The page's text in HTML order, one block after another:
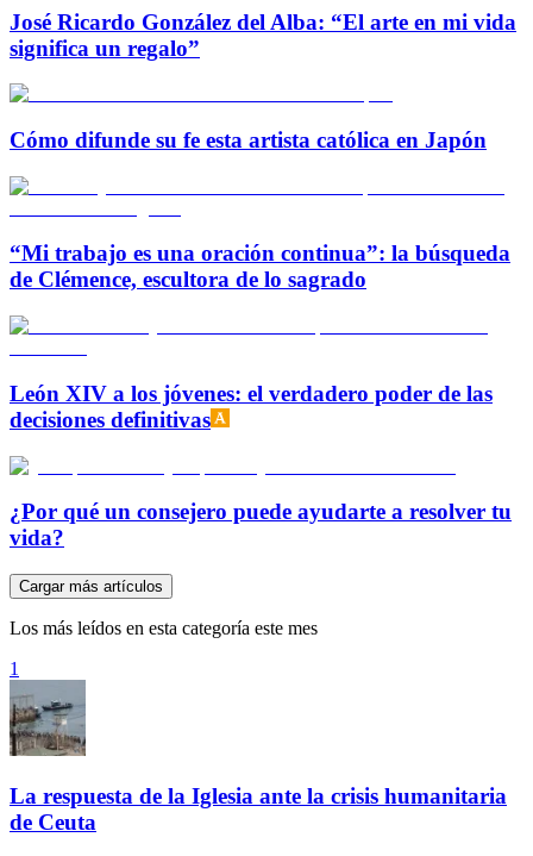
José Ricardo González del Alba: “El arte en mi vida
significa un regalo”
Cómo difunde su fe esta artista católica en Japón
“Mi trabajo es una oración continua”: la búsqueda
de Clémence, escultora de lo sagrado
León XIV a los jóvenes: el verdadero poder de las
decisiones definitivas
¿Por qué un consejero puede ayudarte a resolver tu
vida?
Cargar más artículos
Los más leídos en esta categoría este mes
1
La respuesta de la Iglesia ante la crisis humanitaria
de Ceuta